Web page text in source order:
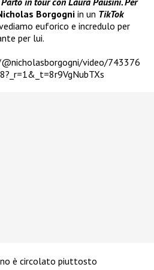
Borgogniin un TikTok
euforico e incredulo per
per lui.
video/743376
è circolato piuttosto